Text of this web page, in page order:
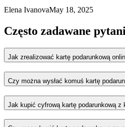
Elena IvanovaMay 18, 2025
Często zadawane
Jak zrealizować kartę podarunkową
Czy można wysłać komuś kartę
Jak kupić cyfrową kartę podarunkową z